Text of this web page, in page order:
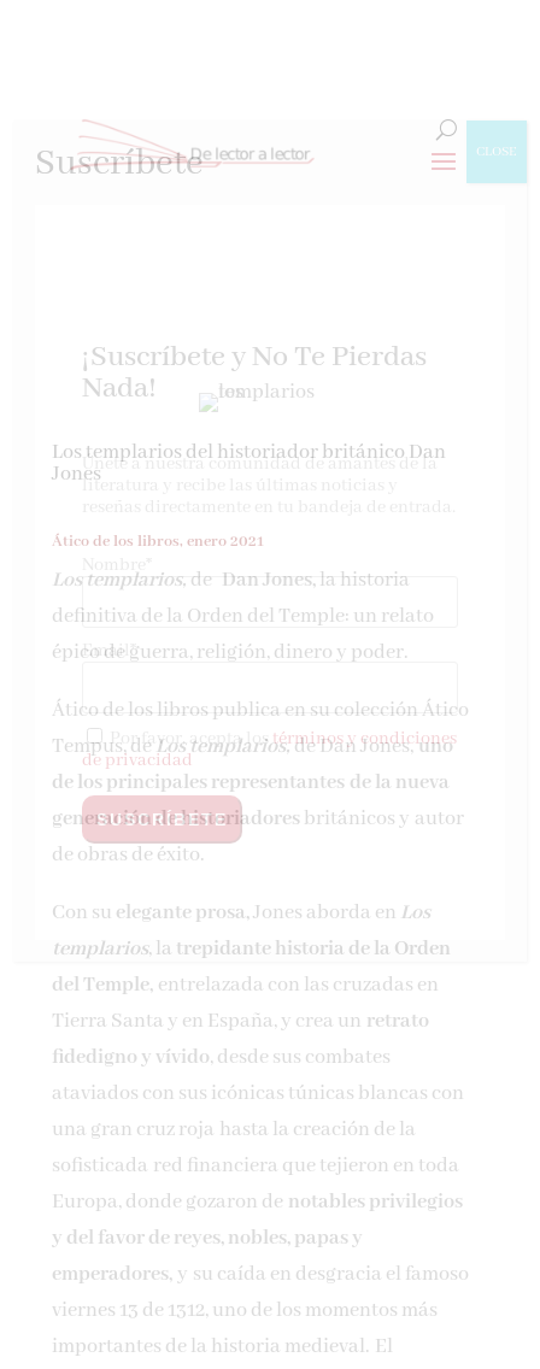
Los templarios del historiador británico Dan
Jones
Ático de los libros, enero 2021
Los templarios, de Dan Jones,la historia
definitiva de la Orden del Temple: un relato
épico de guerra, religión, dinero y poder.
Ático de los libros publica en su colección Ático
Tempus, de Los templarios,de Dan Jones,uno
de los principales representantes de la nueva
generación de historiadores británicos y autor
de obras de éxito.
Con su elegante prosa,Jones aborda en Los
templarios, la trepidante historia de la Orden
del Temple, entrelazada con las cruzadas en
Tierra Santa y en España, y crea un retrato
fidedigno y vívido, desde sus combates
ataviados con sus icónicas túnicas blancas con
una gran cruz roja hasta la creación de la
sofisticada red financiera que tejieron en toda
Europa, donde gozaron de notables privilegios
y del favor de reyes, nobles, papas y
emperadores, y su caída en desgracia el famoso
viernes 13 de 1312, uno de los momentos más
importantes de la historia medieval. El
Suscríbete
¡Suscríbete y No Te Pierdas
Nada!
Únete a nuestra comunidad de amantes de la
literatura y recibe las últimas noticias y
Email*
Por favor, acepta lostérminos y condiciones
de privacidad
CLOSE